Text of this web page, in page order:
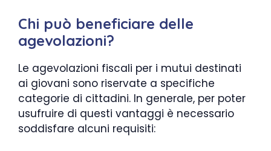
Chi può beneficiare delle
agevolazioni?
Le agevolazioni fiscali per i mutui destinati
ai giovani sono riservate a specifiche
categorie di cittadini. In generale, per poter
usufruire di questi vantaggi è necessario
soddisfare alcuni requisiti: